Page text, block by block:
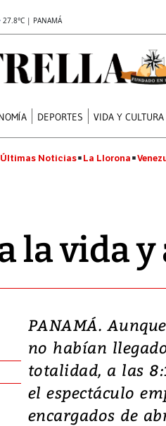
27.8°C | PANAMÁ
DEPORTES VIDA Y CULTURA
Últimas Noticias La Llorona
la vida
PANAMÁ.
no habían
totalidad, a las
el espectáculo
encargados de
Video:
en
tierras